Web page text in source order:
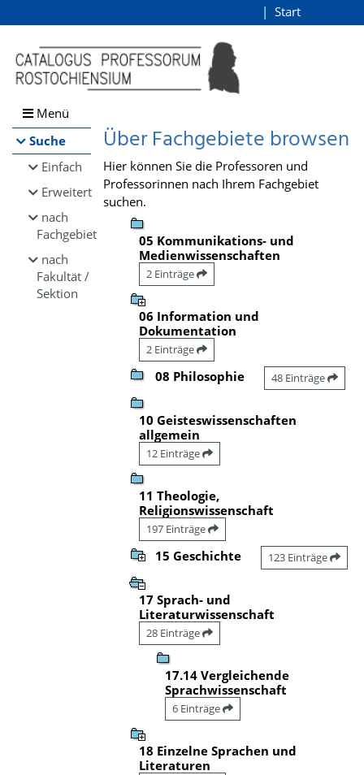
Browsen
direkt zum Inhalt
Start
Menü
Suche
Einfach
Erweitert
nach
Fachgebiet
nach
Fakultät /
Sektion
Über Fachgebiete browsen
Hier können Sie die Professoren und
Professorinnen nach Ihrem Fachgebiet
suchen.
05 Kommunikations- und
Medienwissenschaften
2 Einträge
06 Information und
Dokumentation
2 Einträge
08 Philosophie 48 Einträge
10 Geisteswissenschaften
allgemein
12 Einträge
11 Theologie,
Religionswissenschaft
197 Einträge
15 Geschichte 123 Einträge
17 Sprach- und
Literaturwissenschaft
28 Einträge
17.14 Vergleichende
Sprachwissenschaft
6 Einträge
18 Einzelne Sprachen und
Literaturen